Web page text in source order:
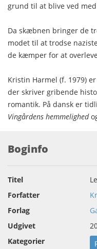
grund til at blive ved
Da skæbnen bringer de
modet til at trodse
de kæmper for at
Kristin Harmel (f. 1979)
der skriver gribende
romantik. På dansk er
Vingårdens hemmelighed
Boginfo
Titel
Forfatter
Forlag
Udgivet
Kategorier